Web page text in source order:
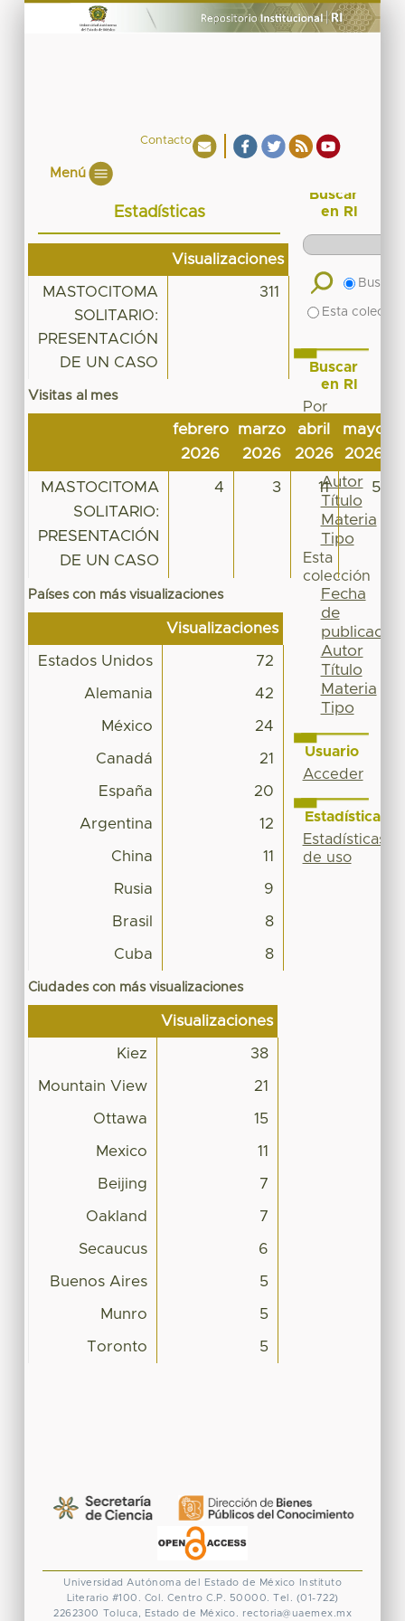
Contacto
Menú
Estadísticas
Visualizaciones
MASTOCITOMA
SOLITARIO:
PRESENTACIÓN
DE UN CASO
311
Visitas al mes
febrero
2026
marzo
2026
abril
2026
mayo
2026
MASTOCITOMA
SOLITARIO:
PRESENTACIÓN
DE UN CASO
4 3 11 5
Países con más visualizaciones
Visualizaciones
Estados Unidos 72
Alemania 42
México 24
Canadá 21
España 20
Argentina 12
China 11
Rusia 9
Brasil 8
Cuba 8
Ciudades con más visualizaciones
Visualizaciones
Kiez 38
Mountain View 21
Ottawa 15
Mexico 11
Beijing 7
Oakland 7
Secaucus 6
Buenos Aires 5
Munro 5
Toronto 5
Buscar
en RI
Buscar
Esta
Buscar
en RI
Por
Fecha
de
publicación
Autor
Título
Materia
Tipo
Esta
colección
Fecha
de
publicación
Autor
Título
Materia
Tipo
Usuario
Acceder
Estadísticas
Estadísticas
de uso
Universidad Autónoma del Estado de México
Instituto
Literario #100. Col. Centro C.P. 50000. Tel. (01-722)
2262300 Toluca, Estado de México. rectoria@uaemex.mx